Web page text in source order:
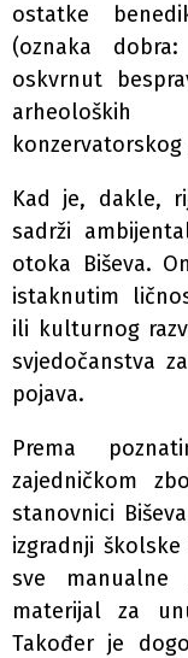
ostatke
(oznaka
oskvrnut
Kad je, dakle,
sadrži
otoka Biševa.
istaknutim
ili kulturnog
svjedočanstva
pojava.
Prema
zajedničkom
stanovnici
izgradnji
sve manualne
materijal za
Također je